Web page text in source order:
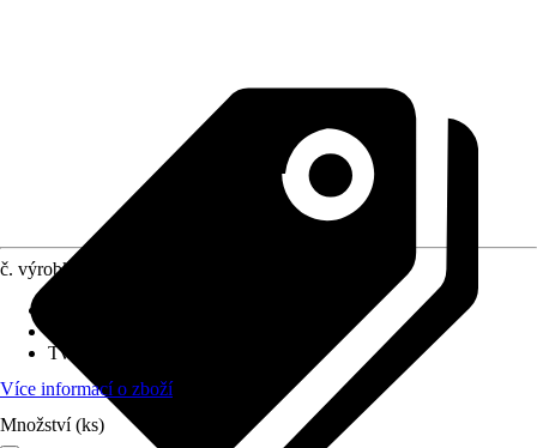
č. výrobku
Tvar
Více informací o zboží
Množství (ks)